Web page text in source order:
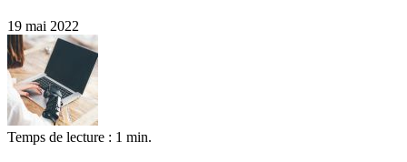
19 mai 2022
Temps de lecture : 1 min.